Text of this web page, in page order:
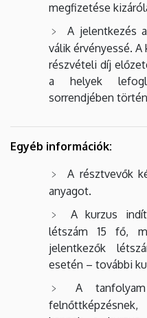
megfizetése
A jelentkezés
válik érvényessé.
részvételi díj
a helyek
sorrendjében
Egyéb információk:
A résztvevők
anyagot.
A kurzus
létszám 15 fő,
jelentkezők
esetén – további
A